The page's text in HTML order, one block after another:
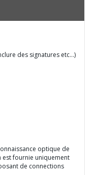
des signatures etc…)
optique de
est fournie uniquement
de connections